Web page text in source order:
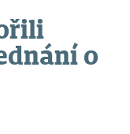
o